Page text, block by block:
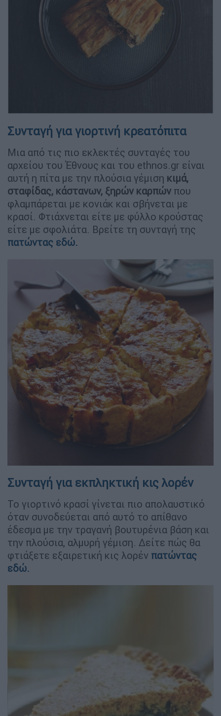
Συνταγή για γιορτινή κρεατόπιτα
Μια από τις πιο εκλεκτές συνταγές του
αρχείου του Έθνους και του ethnos.gr είναι
αυτή η πίτα με την πλούσια γέμιση κιμά,
σταφίδας, κάστανων, ξηρών καρπών που
φλαμπάρεται με κονιάκ και σβήνεται με
κρασί. Φτιάχνεται είτε με φύλλο κρούστας
είτε με σφολιάτα. Βρείτε τη συνταγή της
πατώντας εδώ.
Συνταγή για εκπληκτική κις λορέν
Το γιορτινό κρασί γίνεται πιο απολαυστικό
όταν συνοδεύεται από αυτό το απίθανο
έδεσμα με την τραγανή βουτυρένια βάση και
την πλούσια, αλμυρή γέμιση. Δείτε πώς θα
φτιάξετε εξαιρετική κις λορέν πατώντας
εδώ.